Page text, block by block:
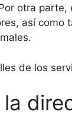
otra
así como
de los
la